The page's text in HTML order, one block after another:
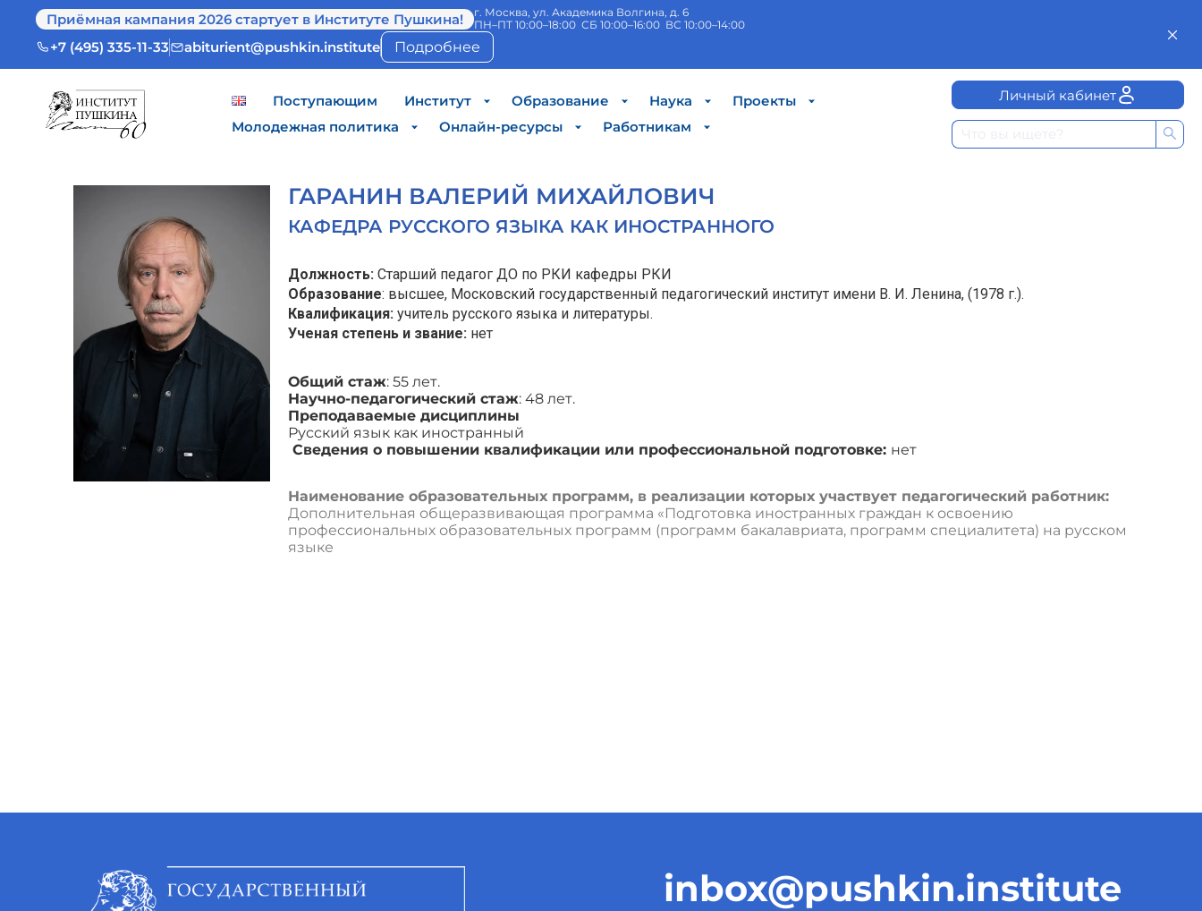
Приёмная кампания 2026 стартует в Институте Пушкина!
г. Москва, ул. Академика Волгина, д. 6
ПН–ПТ 10:00–18:00 СБ 10:00–16:00 ВС 10:00–14:00
+7 (495) 335-11-33 abiturient@pushkin.institute Подробнее
Поступающим Институт Образование Наука
Проекты
Молодежная политика
Онлайн-ресурсы Работникам
Личный кабинет
ГАРАНИН ВАЛЕРИЙ МИХАЙЛОВИЧ
КАФЕДРА РУССКОГО ЯЗЫКА КАК ИНОСТРАННОГО
Должность: Старший педагог ДО по РКИ кафедры РКИ
Образование: высшее, Московский государственный педагогический институт имени В. И. Ленина, (1978 г.).
Квалификация: учитель русского языка и литературы.
Ученая степень и звание: нет
Общий стаж: 55 лет.
Научно-педагогический стаж: 48 лет.
Преподаваемые дисциплины
Русский язык как иностранный
Сведения о повышении квалификации или профессиональной подготовке: нет
Наименование образовательных программ, в реализации которых участвует педагогический работник:
Дополнительная общеразвивающая программа «Подготовка иностранных граждан к освоению
профессиональных образовательных программ (программ бакалавриата, программ специалитета) на русском
языке
inbox@pushkin.institute